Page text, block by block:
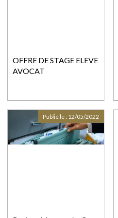
OFFRE DE STAGE ELEVE
AVOCAT
Publié le : 12/05/2022